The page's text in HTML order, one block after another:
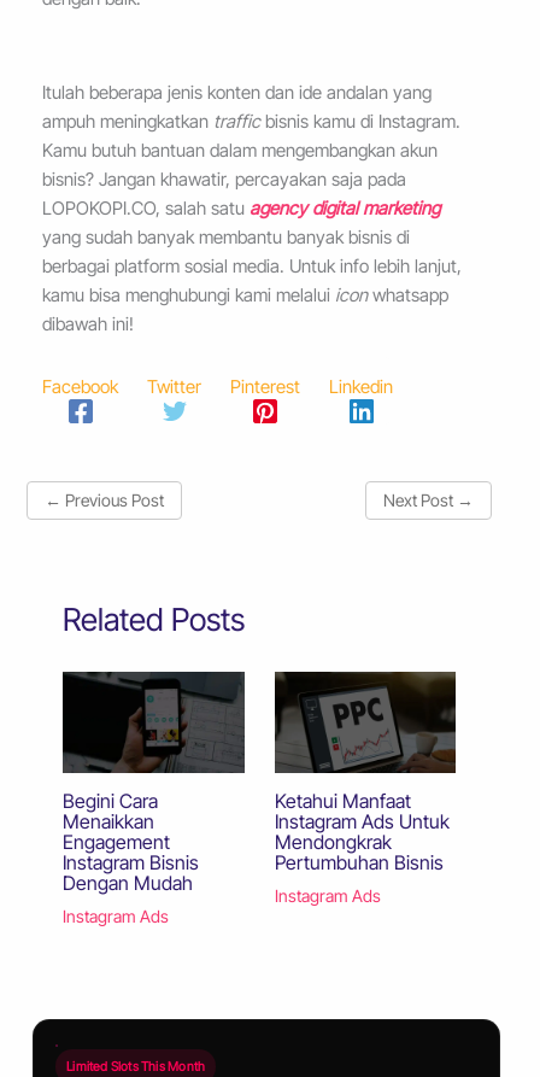
Itulah beberapa jenis konten dan ide andalan yang
ampuh meningkatkan trafficbisnis kamu di Instagram.
Kamu butuh bantuan dalam mengembangkan akun
bisnis? Jangan khawatir, percayakan saja pada
LOPOKOPI.CO, salah satu agency digital marketing
yang sudah banyak membantu banyak bisnis di
berbagai platform sosial media. Untuk info lebih lanjut,
kamu bisa menghubungi kami melalui iconwhatsapp
dibawah ini!
Facebook Twitter Pinterest Linkedin
← Previous Post Next Post →
Related Posts
Begini Cara
Menaikkan
Engagement
Instagram Bisnis
Dengan Mudah
Instagram Ads
Ketahui Manfaat
Instagram Ads Untuk
Mendongkrak
Pertumbuhan Bisnis
Instagram Ads
Limited Slots This Month